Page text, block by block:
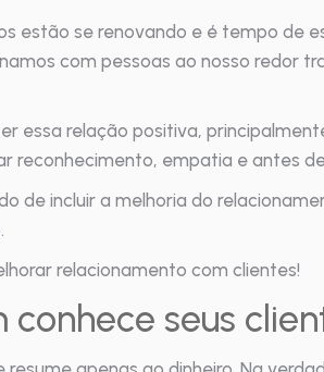
estão se renovando e é tempo de
com pessoas ao nosso redor
essa relação positiva,
reconhecimento, empatia e antes
de incluir a melhoria do
relacionamento com clientes!
seus